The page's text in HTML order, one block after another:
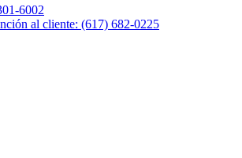
6002
al cliente: (617) 682-0225